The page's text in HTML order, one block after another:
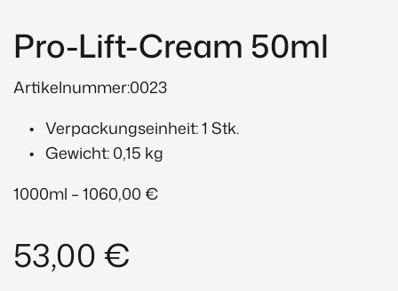
Pro-Lift-Cream 50ml
Artikelnummer:0023
Verpackungseinheit: 1 Stk.
Gewicht: 0,15 kg
1000ml – 1060,00 €
53,00€